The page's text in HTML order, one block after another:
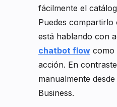
fácilmente el
Puedes
está hablando con
chatbot flow como
acción. En
manualmente
Business.